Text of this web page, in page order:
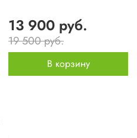
13 900 руб.
19 500 руб.
В корзину